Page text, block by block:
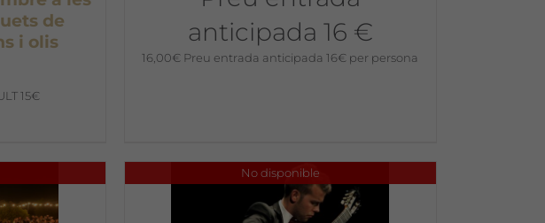
de
i olis
15€
anticipada 16 €
16,00€ Preu entrada anticipada 16€ per persona
No disponible